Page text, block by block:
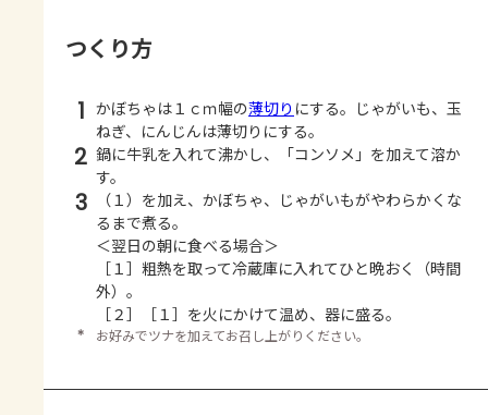
つくり方
1 かぼちゃは１ｃｍ幅の薄切り にする。じゃがいも、玉
ねぎ、にんじんは薄切りにする。
2 鍋に牛乳を入れて沸かし、「コンソメ」を加えて溶か
す。
3
（１）を加え、かぼちゃ、じゃがいもがやわらかくな
るまで煮る。
＜翌日の朝に食べる場合＞
［１］粗熱を取って冷蔵庫に入れてひと晩おく（時間
外）。
［２］［１］を火にかけて温め、器に盛る。
＊ お好みでツナを加えてお召し上がりください。